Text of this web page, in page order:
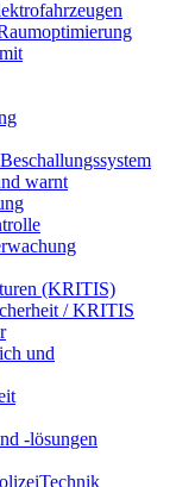
warnt
(KRITIS)
/ KRITIS
und
-lösungen